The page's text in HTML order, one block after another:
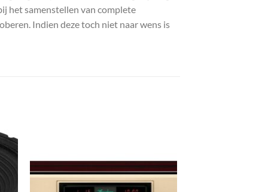
het samenstellen van complete
Indien deze toch niet naar wens is
Toevoegen
aan
wenslijst